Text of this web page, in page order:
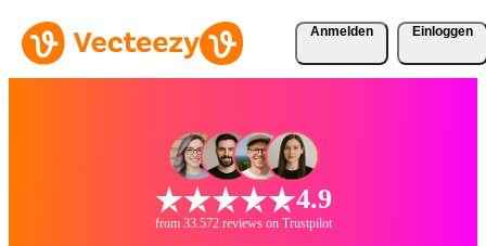
Anmelden Einloggen
4.9
from 33.572 reviews on Trustpilot